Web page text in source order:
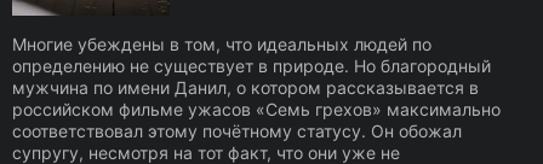
Многие убеждены в том, что идеальных людей по
определению не существует в природе. Но благородный
мужчина по имени Данил, о котором рассказывается в
российском фильме ужасов «Семь грехов» максимально
соответствовал этому почётному статусу. Он обожал
супругу, несмотря на тот факт, что они уже не